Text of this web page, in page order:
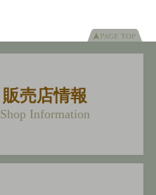
販売店情報
Shop Information